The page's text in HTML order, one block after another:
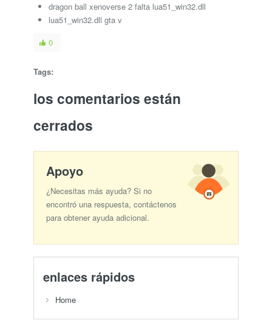
dragon ball xenoverse 2 falta lua51_win32.dll
lua51_win32.dll gta v
0
Tags:
los comentarios están
cerrados
Apoyo
¿Necesitas más ayuda? Si no
encontró una respuesta, contáctenos
para obtener ayuda adicional.
enlaces rápidos
Home